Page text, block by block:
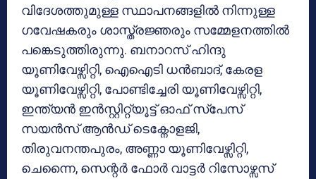
വിദേശത്തുമുള്ള സ്ഥാപനങ്ങളിൽ നിന്നുള്ള
ഗവേഷകരും ശാസ്ത്രജ്ഞരും സമ്മേളനത്തിൽ
പങ്കെടുത്തിരുന്നു. ബനാറസ് ഹിന്ദു
യൂണിവേഴ്സിറ്റി, ഐഐടി ധൻബാദ്, കേരള
യൂണിവേഴ്സിറ്റി, പോണ്ടിച്ചേരി യൂണിവേഴ്സിറ്റി,
ഇന്ത്യൻ ഇൻസ്റ്റിറ്റ്യൂട്ട് ഓഫ് സ്പേസ്
സയൻസ് ആൻഡ് ടെക്നോളജി,
തിരുവനന്തപുരം, അണ്ണാ യൂണിവേഴ്സിറ്റി,
ചെന്നൈ, സെന്റർ ഫോർ വാട്ടർ റിസോഴ്സസ്